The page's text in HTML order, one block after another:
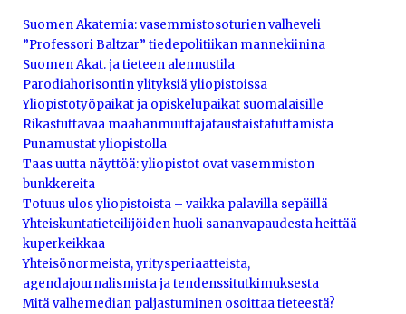
Suomen Akatemia: vasemmistosoturien valheveli
”Professori Baltzar” tiedepolitiikan mannekiinina
Suomen Akat. ja tieteen alennustila
Parodiahorisontin ylityksiä yliopistoissa
Yliopistotyöpaikat ja opiskelupaikat suomalaisille
Rikastuttavaa maahanmuuttajataustaistatuttamista
Punamustat yliopistolla
Taas uutta näyttöä: yliopistot ovat vasemmiston
bunkkereita
Totuus ulos yliopistoista – vaikka palavilla sepäillä
Yhteiskuntatieteilijöiden huoli sananvapaudesta heittää
kuperkeikkaa
Yhteisönormeista, yritysperiaatteista,
agendajournalismista ja tendenssitutkimuksesta
Mitä valhemedian paljastuminen osoittaa tieteestä?